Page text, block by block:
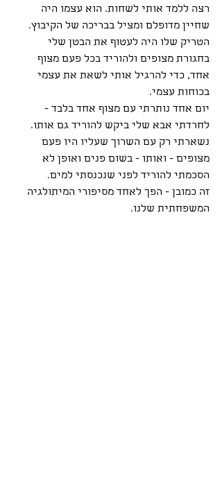
רצה ללמד אותי לשחות. הוא עצמו היה
שחיין מדופלם ומציל בבריכה של הקיבוץ.
הטריק שלו היה לעטוף את הבטן שלי
בחגורת מצופים ולהוריד בכל פעם מצוף
אחד, כדי להרגיל אותי לשאת את עצמי
בכוחות עצמי.
יום אחד נותרתי עם מצוף אחד בלבד -
לחרדתי אבא שלי ביקש להוריד גם אותו.
נשארתי רק עם השרוך שעליו היו פעם
מצופים - ואותו - בשום פנים ואופן לא
הסכמתי להוריד לפני שנכנסתי למים.
זה כמובן - הפך לאחד מסיפורי המיתולגיה
המשפחתית שלנו.